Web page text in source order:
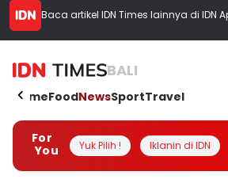
Baca artikel IDN Times lainnya di IDN
BALI
HomeFoodNewsSportTravel
For
You
Yuk Pilih ! Iklanin di IDN